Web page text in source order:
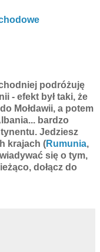
podróżuję
- efekt był taki, że
Mołdawii, a potem
bardzo
Jedziesz
krajach (Rumunia,
się o tym,
dołącz do